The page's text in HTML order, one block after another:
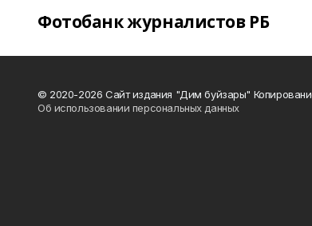
Фотобанк журналистов РБ
© 2020-2026 Сайт издания "Дим буйзары"
Об использовании персональных данных